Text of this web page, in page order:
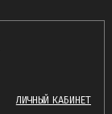
ЛИЧНЫЙ КАБИНЕТ